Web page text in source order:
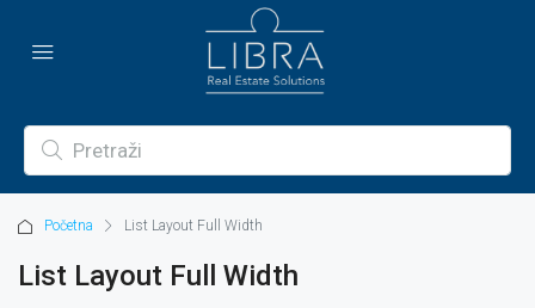
Početna List Layout Full Width
List Layout Full Width